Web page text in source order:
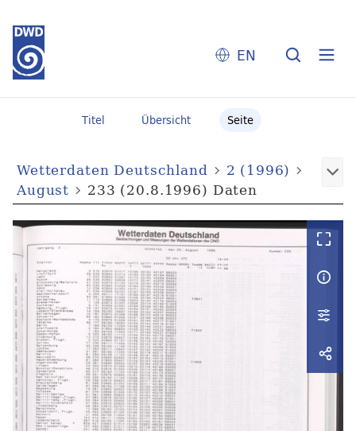
EN
Titel Übersicht Seite
Wetterdaten Deutschland
2 (1996)
August
233 (20.8.1996) Daten